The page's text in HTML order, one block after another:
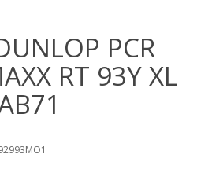
PCR
RT 93Y XL